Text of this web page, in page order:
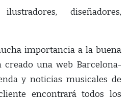
diseñadores,
importancia a la buena
una web Barcelona-
y noticias musicales de
encontrará todos los